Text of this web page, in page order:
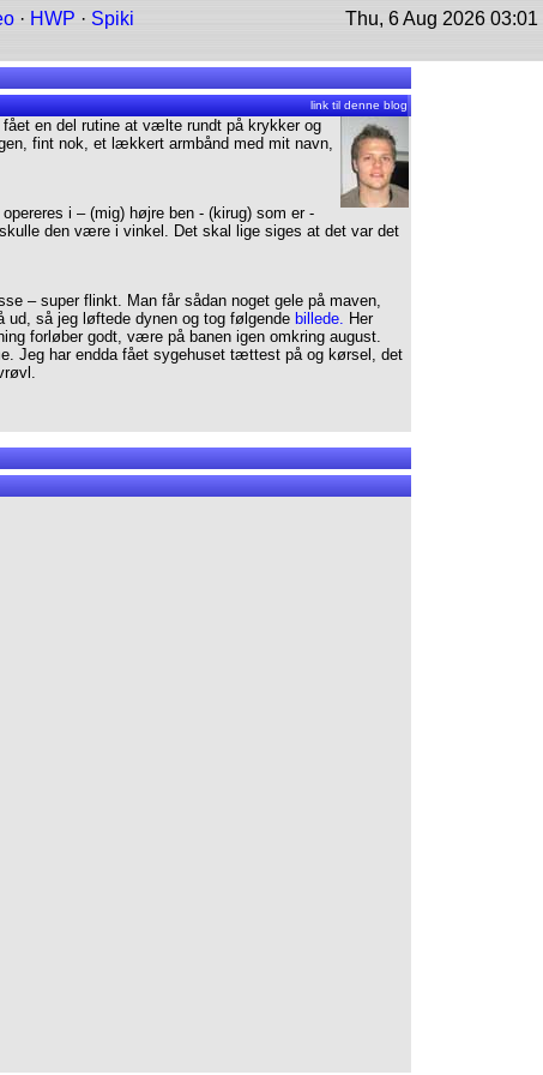
· HWP · Spiki Thu, 6 Aug 2026 03:01
link til denne blog
en del rutine at vælte rundt på krykker og
fint nok, et lækkert armbånd med mit navn,
i – (mig) højre ben - (kirug) som er -
den være i vinkel. Det skal lige siges at det var det
– super flinkt. Man får sådan noget gele på maven,
så jeg løftede dynen og tog følgende billede. Her
forløber godt, være på banen igen omkring august.
Jeg har endda fået sygehuset tættest på og kørsel, det